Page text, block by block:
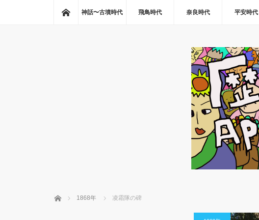
ホーム
神話〜古墳時代 飛鳥時代 奈良時代 平安時代
ホーム 1868年 凌霜隊の碑